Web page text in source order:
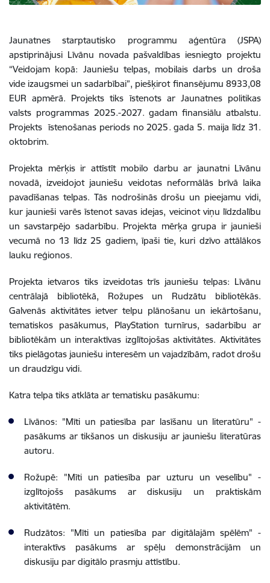
Jaunatnes starptautisko programmu aģentūra (JSPA)
apstiprinājusi Līvānu novada pašvaldības iesniegto projektu
“Veidojam kopā: Jauniešu telpas, mobilais darbs un droša
vide izaugsmei un sadarbībai”, piešķirot finansējumu 8933,08
EUR apmērā. Projekts tiks īstenots ar Jaunatnes politikas
valsts programmas 2025.-2027. gadam finansiālu atbalstu.
Projekts īstenošanas periods no 2025. gada 5. maija līdz 31.
oktobrim.
Projekta mērķis ir attīstīt mobilo darbu ar jaunatni Līvānu
novadā, izveidojot jauniešu veidotas neformālās brīvā laika
pavadīšanas telpas. Tās nodrošinās drošu un pieejamu vidi,
kur jaunieši varēs īstenot savas idejas, veicinot viņu līdzdalību
un savstarpējo sadarbību. Projekta mērķa grupa ir jaunieši
vecumā no 13 līdz 25 gadiem, īpaši tie, kuri dzīvo attālākos
lauku reģionos.
Projekta ietvaros tiks izveidotas trīs jauniešu telpas: Līvānu
centrālajā bibliotēkā, Rožupes un Rudzātu bibliotēkās.
Galvenās aktivitātes ietver telpu plānošanu un iekārtošanu,
tematiskos pasākumus, PlayStation turnīrus, sadarbību ar
bibliotēkām un interaktīvas izglītojošas aktivitātes. Aktivitātes
tiks pielāgotas jauniešu interesēm un vajadzībām, radot drošu
un draudzīgu vidi.
Katra telpa tiks atklāta ar tematisku pasākumu:
Līvānos: "Mīti un patiesība par lasīšanu un literatūru" -
pasākums ar tikšanos un diskusiju ar jauniešu literatūras
autoru.
Rožupē: "Mīti un patiesība par uzturu un veselību" -
izglītojošs pasākums ar diskusiju un praktiskām
aktivitātēm.
Rudzātos: "Mīti un patiesība par digitālajām spēlēm" -
interaktīvs pasākums ar spēļu demonstrācijām un
diskusiju par digitālo prasmju attīstību.